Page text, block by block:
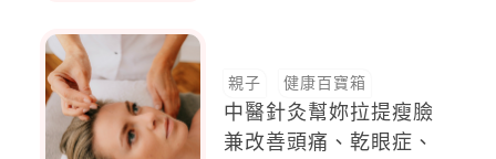
親子 健康百寶箱
中醫針灸幫妳拉提瘦臉
兼改善頭痛、乾眼症、